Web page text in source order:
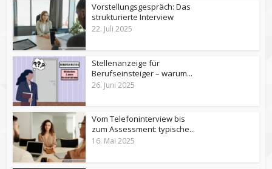
Vorstellungsgespräch: Das
strukturierte Interview
22. Juli 2025
Stellenanzeige für
Berufseinsteiger – warum...
26. Juni 2025
Vom Telefoninterview bis
zum Assessment: typische...
16. Mai 2025